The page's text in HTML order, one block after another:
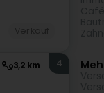
3,2 km 4